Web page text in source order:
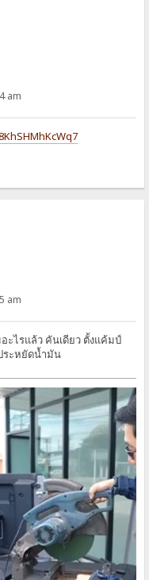
am
am
ะไรแล้ว คันเดียว ตั้งแค้มป์
ระหยัดน้ำมัน